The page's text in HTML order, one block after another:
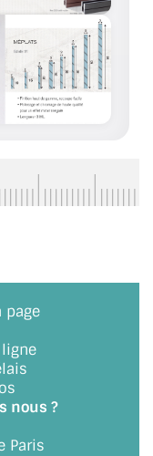
DU
DE VERRES
page
nous ?
Paris